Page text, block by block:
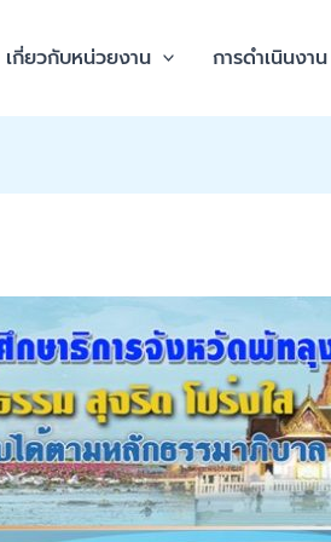
เกี่ยวกับหน่วยงาน การดำเนินงาน